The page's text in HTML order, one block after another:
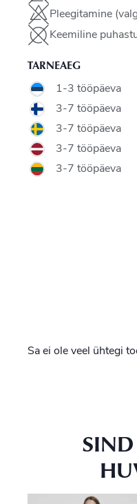
Pleegitamine
Keemiline
TARNEAEG
1-3 tööpäeva
3-7 tööpäeva
3-7 tööpäeva
3-7 tööpäeva
3-7 tööpäeva
Sa ei ole veel ühtegi